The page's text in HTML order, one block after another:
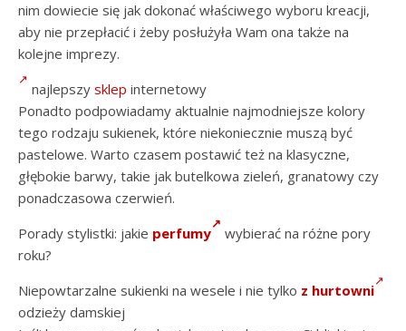
nim dowiecie się jak dokonać właściwego wyboru kreacji,
aby nie przepłacić i żeby posłużyła Wam ona także na
kolejne imprezy.
najlepszy sklep internetowy
Ponadto podpowiadamy aktualnie najmodniejsze kolory
tego rodzaju sukienek, które niekoniecznie muszą być
pastelowe. Warto czasem postawić też na klasyczne,
głębokie barwy, takie jak butelkowa zieleń, granatowy czy
ponadczasowa czerwień.
Porady stylistki: jakie perfumy
wybierać na różne pory
roku?
Niepowtarzalne sukienki na wesele i nie tylko z hurtowni
odzieży damskiej